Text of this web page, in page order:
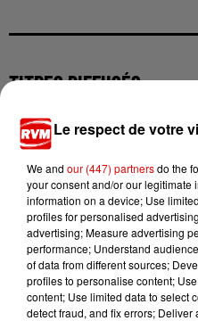
TITRES DIFFUSÉS
17h14
17h14
A-HA
Take On Me A
Le respect de votre
We and our (447) partnersdo the
your consent and/or our legitimate
information on a device; Use
profiles for personalised
advertising; Measure advertising
performance; Understand
of data from different sources;
profiles to personalise content;
content; Use limited data to select
detect fraud, and fix errors;